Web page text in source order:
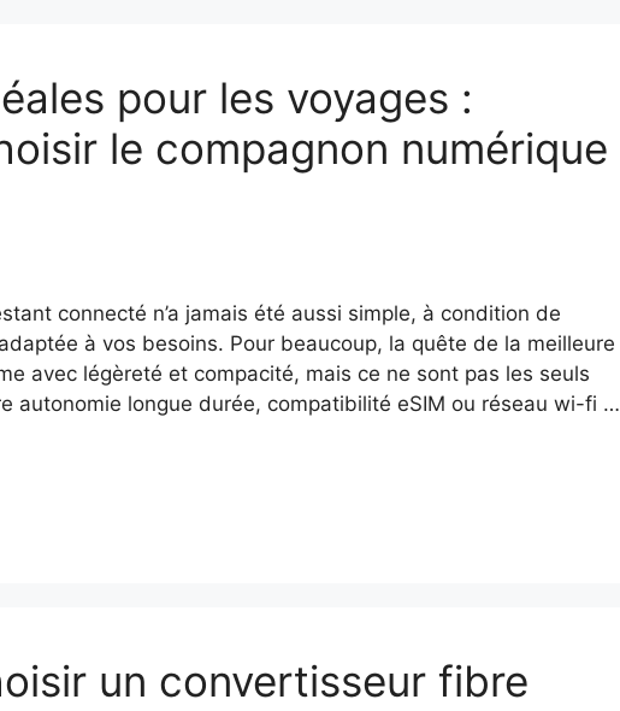
pour les voyages :
le compagnon numérique
connecté n’a jamais été aussi simple, à condition de
à vos besoins. Pour beaucoup, la quête de la meilleure
avec légèreté et compacité, mais ce ne sont pas les seuls
autonomie longue durée, compatibilité eSIM ou réseau wi-fi …
un convertisseur fibre